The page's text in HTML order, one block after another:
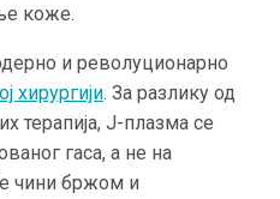
коже.
и револуционарно
хирургији. За разлику од
терапија, J-плазма се
гаса, а не на
чини бржом и